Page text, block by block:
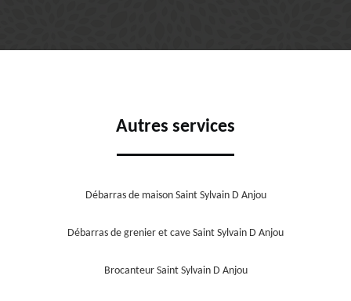
Autres services
Débarras de maison Saint Sylvain D Anjou
Débarras de grenier et cave Saint Sylvain D Anjou
Brocanteur Saint Sylvain D Anjou